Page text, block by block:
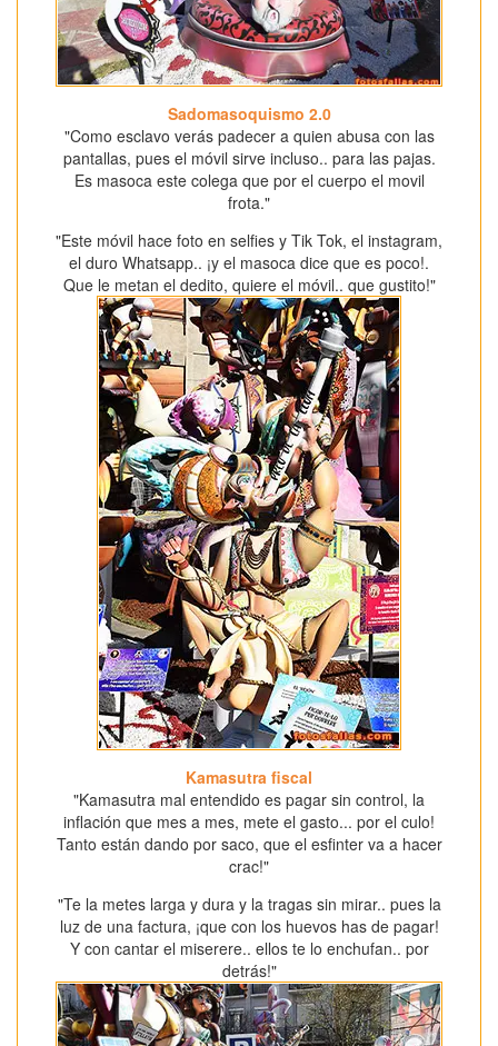
Sadomasoquismo 2.0
"Como esclavo verás padecer a quien abusa con las
pantallas, pues el móvil sirve incluso.. para las pajas.
Es masoca este colega que por el cuerpo el movil
frota."
"Este móvil hace foto en selfies y Tik Tok, el instagram,
el duro Whatsapp.. ¡y el masoca dice que es poco!.
Que le metan el dedito, quiere el móvil.. que gustito!"
Kamasutra fiscal
"Kamasutra mal entendido es pagar sin control, la
inflación que mes a mes, mete el gasto... por el culo!
Tanto están dando por saco, que el esfinter va a hacer
crac!"
"Te la metes larga y dura y la tragas sin mirar.. pues la
luz de una factura, ¡que con los huevos has de pagar!
Y con cantar el miserere.. ellos te lo enchufan.. por
detrás!"